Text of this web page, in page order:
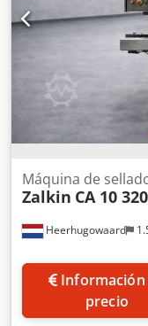
Heerhugowaard
Máquina de
Zalkin CA 10
Información de
precio